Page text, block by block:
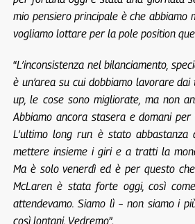
mio pensiero principale è che abbiamo
vogliamo lottare per la pole position
“L’inconsistenza nel bilanciamento,
è un’area su cui dobbiamo lavorare
up, le cose sono migliorate, ma non
Abbiamo ancora stasera e domani
L’ultimo long run è stato abbastanza
mettere insieme i giri e a tratti la
Ma è solo venerdì ed è per questo
McLaren è stata forte oggi, così
attendevamo. Siamo lì – non siamo i
così lontani. Vedremo”.